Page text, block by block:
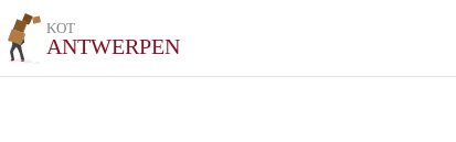
KOT
ANTWERPEN